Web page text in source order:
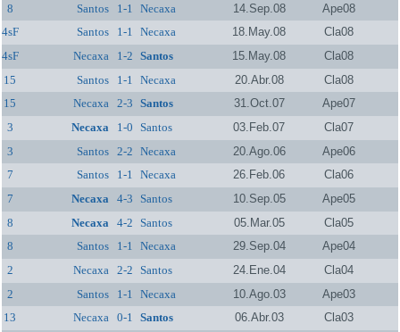
8
Santos 1-1 Necaxa 14.Sep.08
Ape08
4sF
Santos 1-1 Necaxa 18.May.08
Cla08
4sF
Necaxa 1-2 Santos 15.May.08
Cla08
15
Santos 1-1 Necaxa 20.Abr.08
Cla08
15
Necaxa 2-3 Santos 31.Oct.07
Ape07
3
Necaxa 1-0 Santos 03.Feb.07
Cla07
3
Santos 2-2 Necaxa 20.Ago.06
Ape06
7
Santos 1-1 Necaxa 26.Feb.06
Cla06
7
Necaxa 4-3 Santos 10.Sep.05
Ape05
8
Necaxa 4-2 Santos 05.Mar.05
Cla05
8
Santos 1-1 Necaxa 29.Sep.04
Ape04
2
Necaxa 2-2 Santos 24.Ene.04
Cla04
2
Santos 1-1 Necaxa 10.Ago.03
Ape03
13
Necaxa 0-1 Santos 06.Abr.03
Cla03